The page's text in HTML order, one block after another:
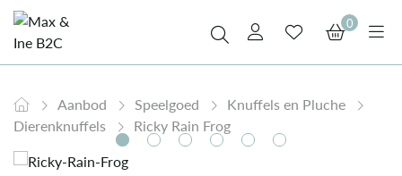
0
Aanbod Speelgoed
Knuffels en Pluche
Dierenknuffels
Ricky Rain Frog